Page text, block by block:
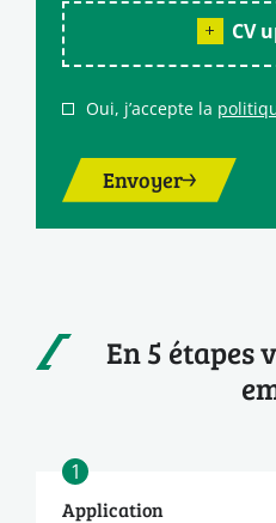
CV
Oui, j’accepte la
Envoyer
En 5 étapes
1
Application